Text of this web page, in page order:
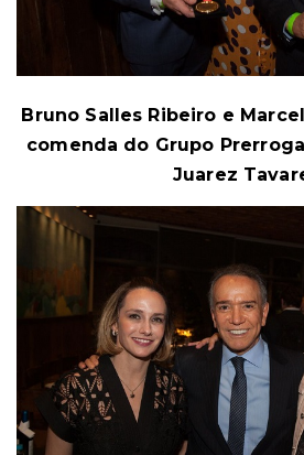
Bruno Salles Ribeiro e
comenda do Grupo
Juarez